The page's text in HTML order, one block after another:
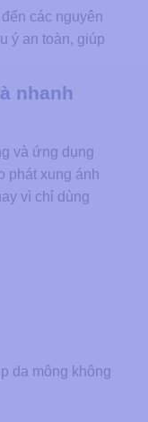
các nguyên
ý an toàn, giúp
nhanh
và ứng dụng
phát xung ánh
vì chỉ dùng
da mông không